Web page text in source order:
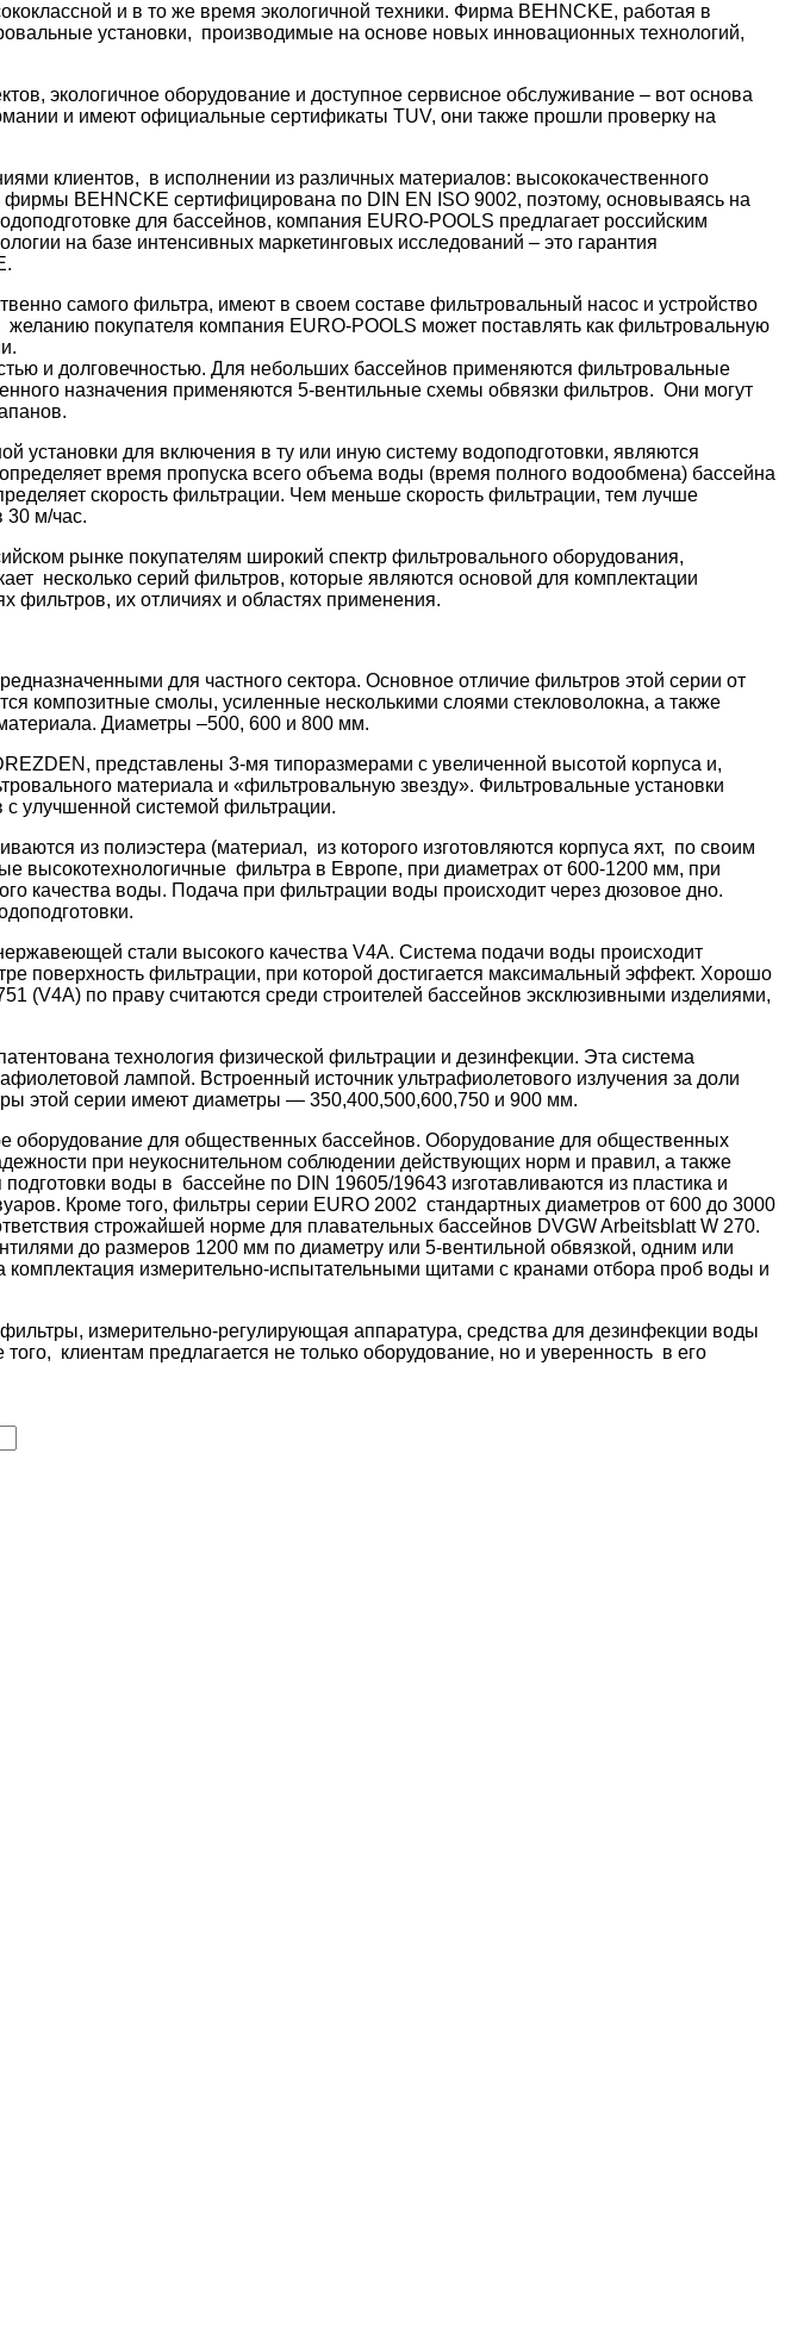
и в то же время экологичной техники. Фирма BEHNCKE, работая в
установки, производимые на основе новых инновационных технологий,
экологичное оборудование и доступное сервисное обслуживание – вот основа
и имеют официальные сертификаты TUV, они также прошли проверку на
клиентов, в исполнении из различных материалов: высококачественного
BEHNCKE сертифицирована по DIN EN ISO 9002, поэтому, основываясь на
для бассейнов, компания EURO-POOLS предлагает российским
на базе интенсивных маркетинговых исследований – это гарантия
самого фильтра, имеют в своем составе фильтровальный насос и устройство
покупателя компания EURO-POOLS может поставлять как фильтровальную
и долговечностью. Для небольших бассейнов применяются фильтровальные
назначения применяются 5-вентильные схемы обвязки фильтров. Они могут
для включения в ту или иную систему водоподготовки, являются
время пропуска всего объема воды (время полного водообмена) бассейна
скорость фильтрации. Чем меньше скорость фильтрации, тем лучше
30 м/час.
рынке покупателям широкий спектр фильтровального оборудования,
несколько серий фильтров, которые являются основой для комплектации
фильтров, их отличиях и областях применения.
для частного сектора. Основное отличие фильтров этой серии от
композитные смолы, усиленные несколькими слоями стекловолокна, а также
Диаметры –500, 600 и 800 мм.
представлены 3-мя типоразмерами с увеличенной высотой корпуса и,
материала и «фильтровальную звезду». Фильтровальные установки
улучшенной системой фильтрации.
из полиэстера (материал, из которого изготовляются корпуса яхт, по своим
высокотехнологичные фильтра в Европе, при диаметрах от 600-1200 мм, при
качества воды. Подача при фильтрации воды происходит через дюзовое дно.
стали высокого качества V4A. Система подачи воды происходит
поверхность фильтрации, при которой достигается максимальный эффект. Хорошо
по праву считаются среди строителей бассейнов эксклюзивными изделиями,
технология физической фильтрации и дезинфекции. Эта система
лампой. Встроенный источник ультрафиолетового излучения за доли
этой серии имеют диаметры — 350,400,500,600,750 и 900 мм.
оборудование для общественных бассейнов. Оборудование для общественных
при неукоснительном соблюдении действующих норм и правил, а также
воды в бассейне по DIN 19605/19643 изготавливаются из пластика и
Кроме того, фильтры серии EURO 2002 стандартных диаметров от 600 до 3000
строжайшей норме для плавательных бассейнов DVGW Arbeitsblatt W 270.
до размеров 1200 мм по диаметру или 5-вентильной обвязкой, одним или
измерительно-испытательными щитами с кранами отбора проб воды и
измерительно-регулирующая аппаратура, средства для дезинфекции воды
клиентам предлагается не только оборудование, но и уверенность в его